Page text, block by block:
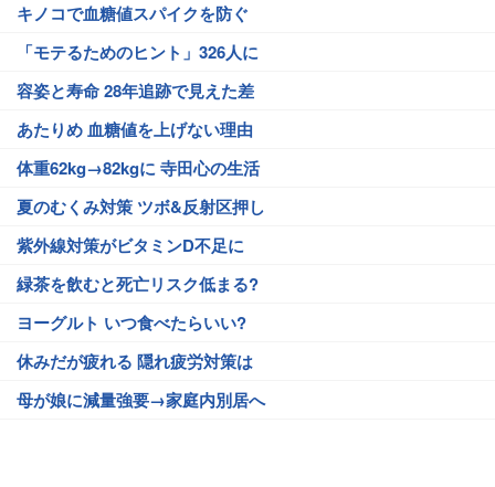
キノコで血糖値スパイクを防ぐ
「モテるためのヒント」326人に
容姿と寿命 28年追跡で見えた差
あたりめ 血糖値を上げない理由
体重62kg→82kgに 寺田心の生活
夏のむくみ対策 ツボ&反射区押し
紫外線対策がビタミンD不足に
緑茶を飲むと死亡リスク低まる?
ヨーグルト いつ食べたらいい?
休みだが疲れる 隠れ疲労対策は
母が娘に減量強要→家庭内別居へ